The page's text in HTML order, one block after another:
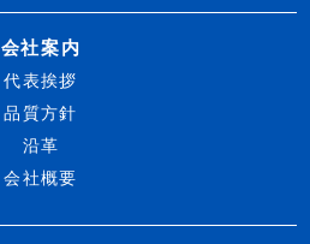
会社案内
代表挨拶
品質方針
沿革
会社概要